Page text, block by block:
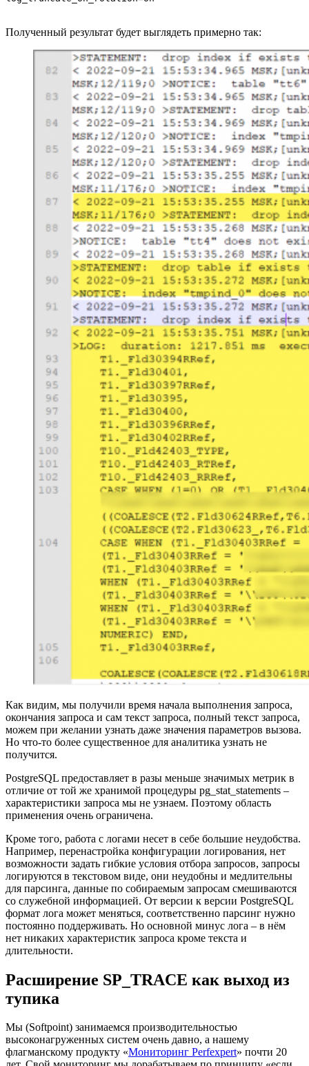
Полученный результат будет выглядеть примерно так:
Как видим, мы получили время начала выполнения запроса,
окончания запроса и сам текст запроса, полный текст запроса,
можем при желании узнать даже значения параметров вызова.
Но что-то более существенное для аналитика узнать не
получится.
PostgreSQL предоставляет в разы меньше значимых метрик в
отличие от той же хранимой процедуры pg_stat_statements –
характеристики запроса мы не узнаем. Поэтому область
применения очень ограничена.
Кроме того, работа с логами несет в себе большие неудобства.
Например, перенастройка конфигурации логирования, нет
возможности задать гибкие условия отбора запросов, запросы
логируются в текстовом виде, они неудобны и медлительны
для парсинга, данные по собираемым запросам смешиваются
со служебной информацией. От версии к версии PostgreSQL
формат лога может меняться, соответственно парсинг нужно
постоянно поддерживать. Но основной минус лога – в нём
нет никаких характеристик запроса кроме текста и
длительности.
Расширение SP_TRACE как выход из
тупика
Мы (Softpoint) занимаемся производительностью
высоконагруженных систем очень давно, а нашему
флагманскому продукту «Мониторинг Perfexpert» почти 20